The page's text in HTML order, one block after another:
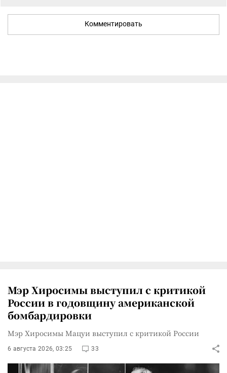
Комментировать
Мэр Хиросимы выступил с критикой
России в годовщину американской
бомбардировки
Мэр Хиросимы Мацуи выступил с критикой России
6 августа 2026, 03:25 33